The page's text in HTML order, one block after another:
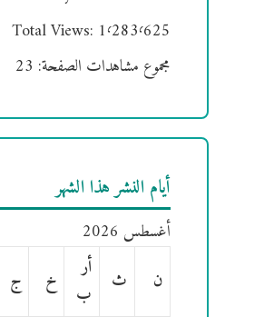
Total Views: 1٬283٬625
مجموع مشاهدات الصفحة: 23
أيام النشر هذا الشهر
أغسطس 2026
ن
ث
أر
ب
خ ج